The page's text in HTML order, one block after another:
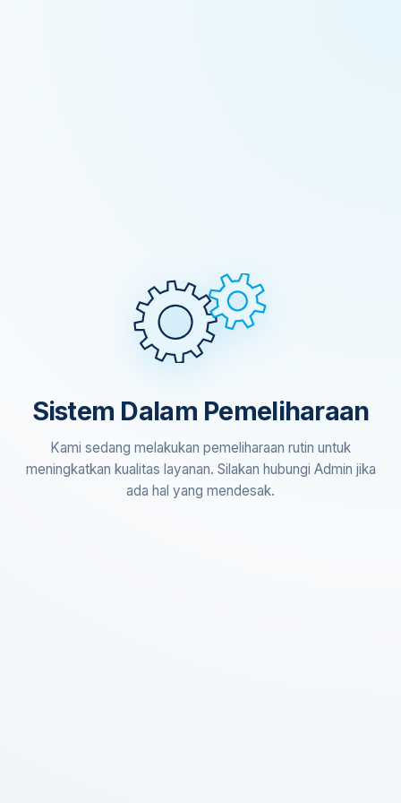
Sistem Dalam Pemeliharaan
Kami sedang melakukan pemeliharaan rutin untuk
meningkatkan kualitas layanan. Silakan hubungi Admin jika
ada hal yang mendesak.